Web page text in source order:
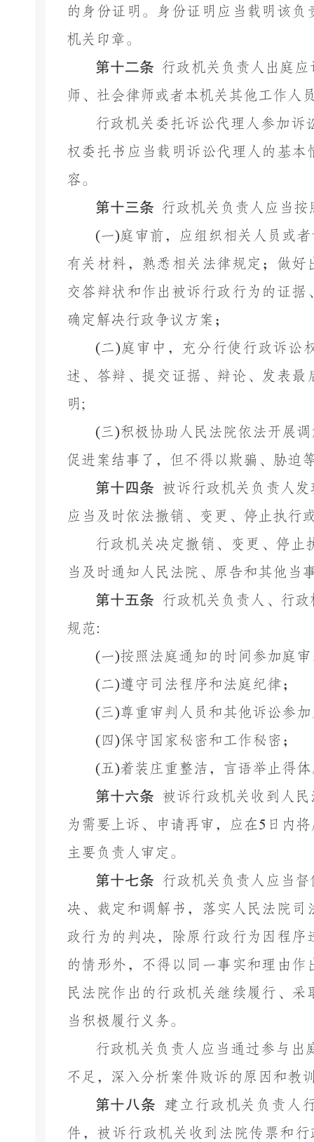
的身份证明。身份证明应当载明该
机关印章。
第十二条 行政机关负责人出庭
师、社会律师或者本机关其他工作人
行政机关委托诉讼代理人参加
权委托书应当载明诉讼代理人的基
容。
第十三条 行政机关负责人应当
(一)庭审前，应组织相关人员或
有关材料，熟悉相关法律规定；做
交答辩状和作出被诉行政行为的证
确定解决行政争议方案；
(二)庭审中，充分行使行政诉讼
述、答辩、提交证据、辩论、发表
明 ;
(三)积极协助人民法院依法开展
促进案结事了，但不得以欺骗、胁迫
第十四条 被诉行政机关负责人
应当及时依法撤销、变更、停止执行
行政机关决定撤销、变更、停
当及时通知人民法院、原告和其他当
第十五条 行政机关负责人、行
规范:
(一)按照法庭通知的时间参加庭审
(二)遵守司法程序和法庭纪律；
(三)尊重审判人员和其他诉讼参
(四)保守国家秘密和工作秘密；
(五)着装庄重整洁，言语举止得体
第十六条 被诉行政机关收到人
为需要上诉、申请再审，应在5 日内
主要负责人审定。
第十七条 行政机关负责人应当
决、裁定和调解书，落实人民法院
政行为的判决，除原行政行为因程
的情形外，不得以同一事实和理由
民法院作出的行政机关继续履行、
当积极履行义务。
行政机关负责人应当通过参与
不足，深入分析案件败诉的原因和教
第十八条
建立行政机关负责人
件，被诉行政机关收到法院传票和